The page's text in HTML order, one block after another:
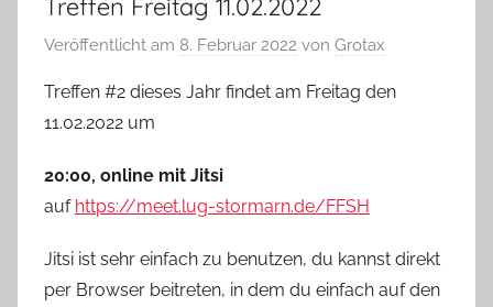
Treffen Freitag 11.02.2022
Veröffentlicht am 8. Februar 2022 von Grotax
Treffen #2 dieses Jahr findet am Freitag den
11.02.2022 um
20:00, online mit Jitsi
auf https://meet.lug-stormarn.de/FFSH
Jitsi ist sehr einfach zu benutzen, du kannst direkt
per Browser beitreten, in dem du einfach auf den